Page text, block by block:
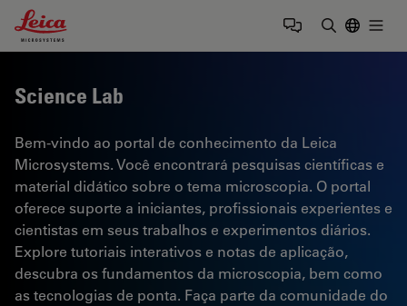
Leica Microsystems Logo
Science Lab
Bem-vindo ao portal de conhecimento da Leica
Microsystems. Você encontrará pesquisas científicas e
material didático sobre o tema microscopia. O portal
oferece suporte a iniciantes, profissionais experientes e
cientistas em seus trabalhos e experimentos diários.
Explore tutoriais interativos e notas de aplicação,
descubra os fundamentos da microscopia, bem como
as tecnologias de ponta. Faça parte da comunidade do